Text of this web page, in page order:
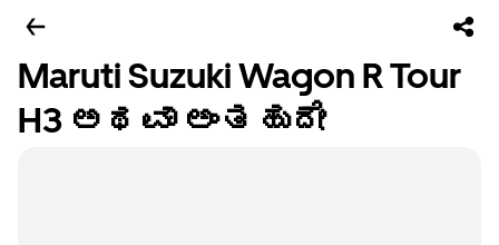
Maruti Suzuki Wagon R Tour
H3 ಅಥವಾ ಅಂತಹುದೇ